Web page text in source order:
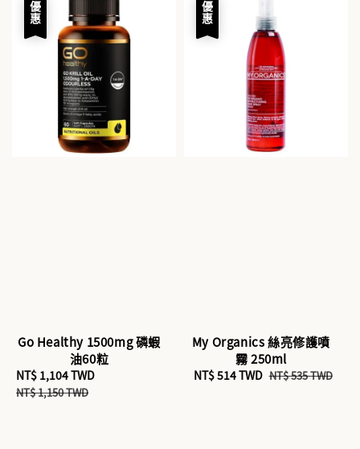
優惠
Go Healthy 1500mg 磷蝦
油60粒
Sale
price
NT$ 1,104 TWD
NT$ 1,150 TWD
優惠
My Organics 絲亮修護噴
霧 250ml
Sale
NT$ 514 TWD Regular
NT$ 535 TWD